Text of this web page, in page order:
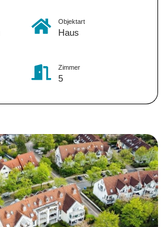
Objektart
Haus
Zimmer
5